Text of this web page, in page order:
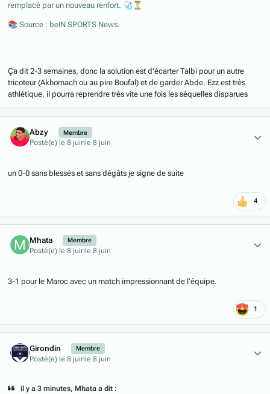
remplacé par un nouveau renfort. 🩺 ⏳
📚 Source : beIN SPORTS News.
Ça dit 2-3 semaines, donc la solution est d'écarter Talbi pour un autre
tricoteur (Akhomach ou au pire Boufal) et de garder Abde. Ezz est très
athlétique, il pourra reprendre très vite une fois les séquelles disparues
Abzy Membre
Posté(e) le 8 juin le 8 juin
un 0-0 sans blessés et sans dégâts je signe de suite
4
Mhata Membre
Posté(e) le 8 juin le 8 juin
3-1 pour le Maroc avec un match impressionnant de l’équipe.
1
Girondin Membre
Posté(e) le 8 juinle 8 juin
il y a 3 minutes, Mhata a dit :